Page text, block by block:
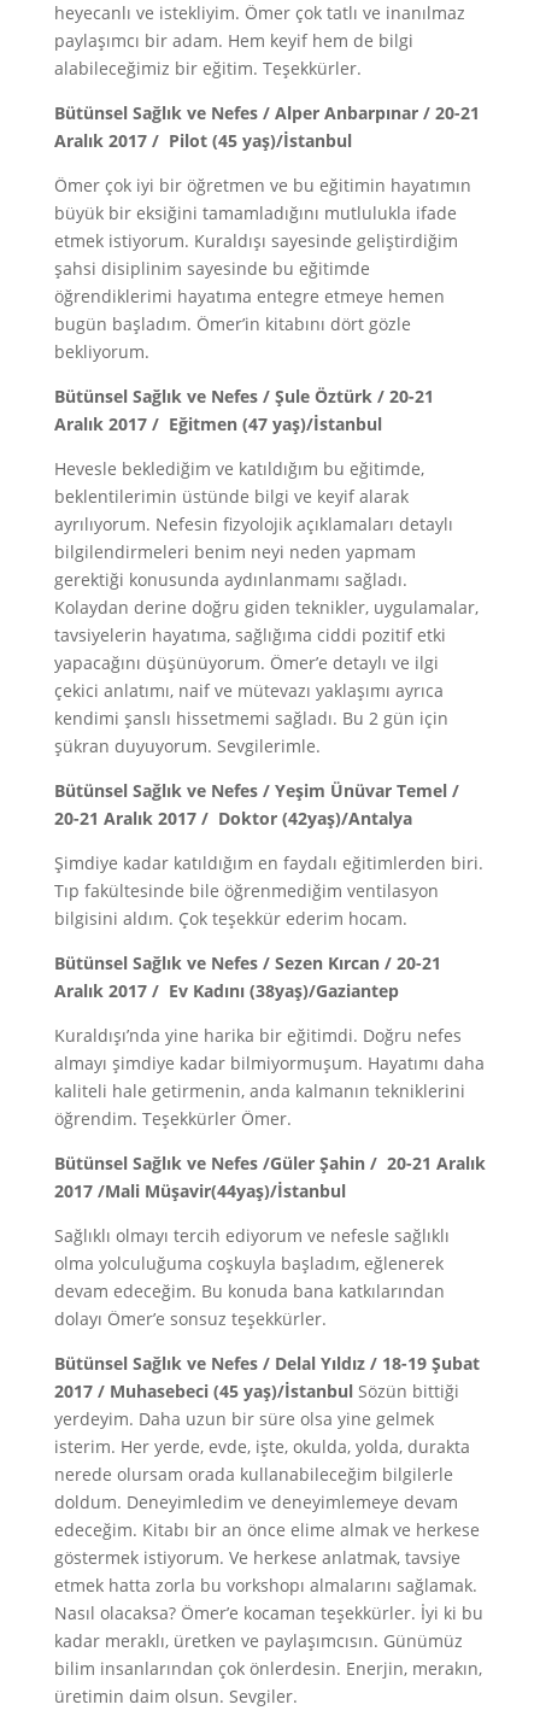
heyecanlı ve istekliyim. Ömer çok tatlı ve inanılmaz
paylaşımcı bir adam. Hem keyif hem de bilgi
alabileceğimiz bir eğitim. Teşekkürler.
Bütünsel Sağlık ve Nefes / Alper Anbarpınar / 20-21
Aralık 2017 / Pilot (45 yaş)/İstanbul
Ömer çok iyi bir öğretmen ve bu eğitimin hayatımın
büyük bir eksiğini tamamladığını mutlulukla ifade
etmek istiyorum. Kuraldışı sayesinde geliştirdiğim
şahsi disiplinim sayesinde bu eğitimde
öğrendiklerimi hayatıma entegre etmeye hemen
bugün başladım. Ömer’in kitabını dört gözle
bekliyorum.
Bütünsel Sağlık ve Nefes / Şule Öztürk / 20-21
Aralık 2017 / Eğitmen (47 yaş)/İstanbul
Hevesle beklediğim ve katıldığım bu eğitimde,
beklentilerimin üstünde bilgi ve keyif alarak
ayrılıyorum. Nefesin fizyolojik açıklamaları detaylı
bilgilendirmeleri benim neyi neden yapmam
gerektiği konusunda aydınlanmamı sağladı.
Kolaydan derine doğru giden teknikler, uygulamalar,
tavsiyelerin hayatıma, sağlığıma ciddi pozitif etki
yapacağını düşünüyorum. Ömer’e detaylı ve ilgi
çekici anlatımı, naif ve mütevazı yaklaşımı ayrıca
kendimi şanslı hissetmemi sağladı. Bu 2 gün için
şükran duyuyorum. Sevgilerimle.
Bütünsel Sağlık ve Nefes / Yeşim Ünüvar Temel /
20-21 Aralık 2017 / Doktor (42yaş)/Antalya
Şimdiye kadar katıldığım en faydalı eğitimlerden biri.
Tıp fakültesinde bile öğrenmediğim ventilasyon
bilgisini aldım. Çok teşekkür ederim hocam.
Bütünsel Sağlık ve Nefes / Sezen Kırcan / 20-21
Aralık 2017 / Ev Kadını (38yaş)/Gaziantep
Kuraldışı’nda yine harika bir eğitimdi. Doğru nefes
almayı şimdiye kadar bilmiyormuşum. Hayatımı daha
kaliteli hale getirmenin, anda kalmanın tekniklerini
öğrendim. Teşekkürler Ömer.
Bütünsel Sağlık ve Nefes /Güler Şahin / 20-21 Aralık
2017 /Mali Müşavir(44yaş)/İstanbul
Sağlıklı olmayı tercih ediyorum ve nefesle sağlıklı
olma yolculuğuma coşkuyla başladım, eğlenerek
devam edeceğim. Bu konuda bana katkılarından
dolayı Ömer’e sonsuz teşekkürler.
Bütünsel Sağlık ve Nefes / Delal Yıldız / 18-19 Şubat
2017 / Muhasebeci (45 yaş)/İstanbulSözün bittiği
yerdeyim. Daha uzun bir süre olsa yine gelmek
isterim. Her yerde, evde, işte, okulda, yolda, durakta
nerede olursam orada kullanabileceğim bilgilerle
doldum. Deneyimledim ve deneyimlemeye devam
edeceğim. Kitabı bir an önce elime almak ve herkese
göstermek istiyorum. Ve herkese anlatmak, tavsiye
etmek hatta zorla bu vorkshopı almalarını sağlamak.
Nasıl olacaksa? Ömer’e kocaman teşekkürler. İyi ki bu
kadar meraklı, üretken ve paylaşımcısın. Günümüz
bilim insanlarından çok önlerdesin. Enerjin, merakın,
üretimin daim olsun. Sevgiler.